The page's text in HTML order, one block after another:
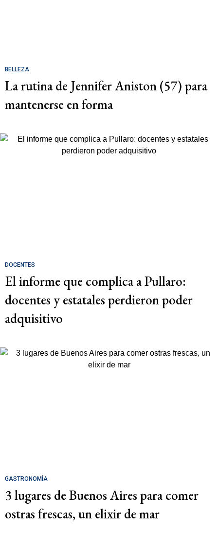
BELLEZA
La rutina de Jennifer Aniston (57) para
mantenerse en forma
DOCENTES
El informe que complica a Pullaro:
docentes y estatales perdieron poder
adquisitivo
GASTRONOMÍA
3 lugares de Buenos Aires para comer
ostras frescas, un elixir de mar